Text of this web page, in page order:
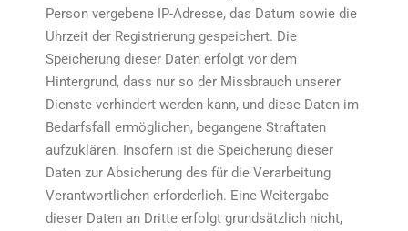
Person vergebene IP-Adresse, das Datum sowie die
Uhrzeit der Registrierung gespeichert. Die
Speicherung dieser Daten erfolgt vor dem
Hintergrund, dass nur so der Missbrauch unserer
Dienste verhindert werden kann, und diese Daten im
Bedarfsfall ermöglichen, begangene Straftaten
aufzuklären. Insofern ist die Speicherung dieser
Daten zur Absicherung des für die Verarbeitung
Verantwortlichen erforderlich. Eine Weitergabe
dieser Daten an Dritte erfolgt grundsätzlich nicht,